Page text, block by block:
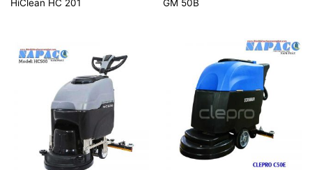
HiClean HC 201
GM 50B